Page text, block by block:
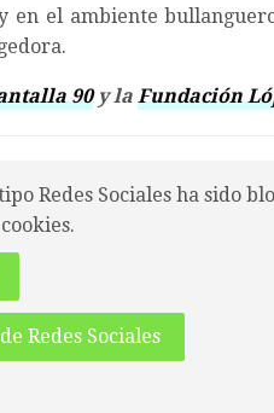
en el ambiente
90y la Fundación
Redes Sociales ha sido
Redes Sociales